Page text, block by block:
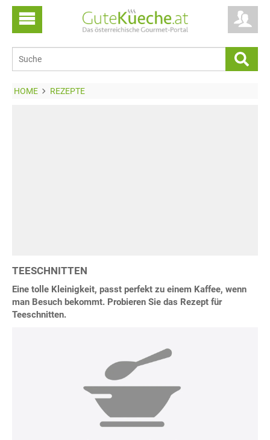
HOME REZEPTE
TEESCHNITTEN
Eine tolle Kleinigkeit, passt perfekt zu einem Kaffee, wenn
man Besuch bekommt. Probieren Sie das Rezept für
Teeschnitten.